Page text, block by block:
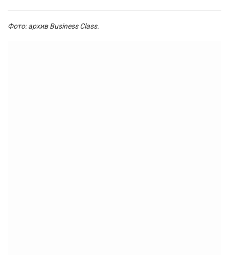
Фото: архив Business Class.